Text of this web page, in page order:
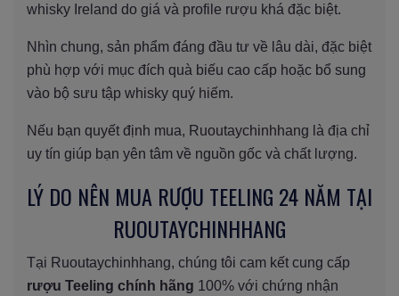
whisky Ireland do giá và profile rượu khá đặc biệt.
Nhìn chung, sản phẩm đáng đầu tư về lâu dài, đặc biệt
phù hợp với mục đích quà biếu cao cấp hoặc bổ sung
vào bộ sưu tập whisky quý hiếm.
Nếu bạn quyết định mua, Ruoutaychinhhang là địa chỉ
uy tín giúp bạn yên tâm về nguồn gốc và chất lượng.
LÝ DO NÊN MUA RƯỢU TEELING 24 NĂM TẠI
RUOUTAYCHINHHANG
Tại Ruoutaychinhhang, chúng tôi cam kết cung cấp
rượu Teeling chính hãng 100% với chứng nhận